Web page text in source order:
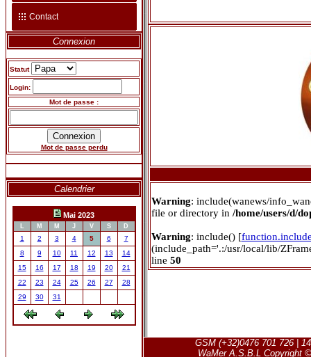
Warning: include(wanews/
file or directory in /home/users/d/
Warning: include() [
(include_path='.:/usr/local/lib/
line 50
Contact
Connexion
Statut
Login:
Mot de passe :
Mot de passe perdu
Calendrier
Mai 2023
L M M J V S D
1 2 3 4 5 6
7
8
9 10 11 12 13
14
15
16 17 18 19 20
21
22
23 24 25 26 27
28
29
30 31
GSM (+32)0476 701 726 |
WaMer A.S.B.L Copyright